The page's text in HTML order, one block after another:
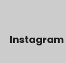
Instagram